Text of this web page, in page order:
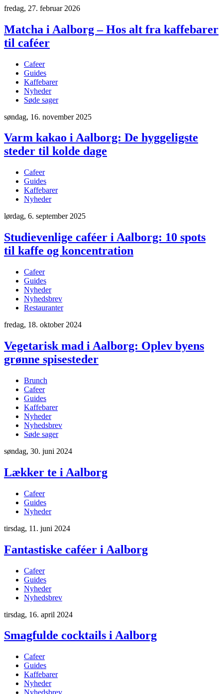
fredag, 27. februar 2026
Matcha i Aalborg – Hos alt fra kaffebarer
til caféer
Cafeer
Guides
Kaffebarer
Nyheder
Søde sager
søndag, 16. november 2025
Varm kakao i Aalborg: De hyggeligste
steder til kolde dage
Cafeer
Guides
Kaffebarer
Nyheder
lørdag, 6. september 2025
Studievenlige caféer i Aalborg: 10 spots
til kaffe og koncentration
Cafeer
Guides
Nyheder
Nyhedsbrev
Restauranter
fredag, 18. oktober 2024
Vegetarisk mad i Aalborg: Oplev byens
grønne spisesteder
Brunch
Cafeer
Guides
Kaffebarer
Nyheder
Nyhedsbrev
Søde sager
søndag, 30. juni 2024
Lækker te i Aalborg
Cafeer
Guides
Nyheder
tirsdag, 11. juni 2024
Fantastiske caféer i Aalborg
Cafeer
Guides
Nyheder
Nyhedsbrev
tirsdag, 16. april 2024
Smagfulde cocktails i Aalborg
Cafeer
Guides
Kaffebarer
Nyheder